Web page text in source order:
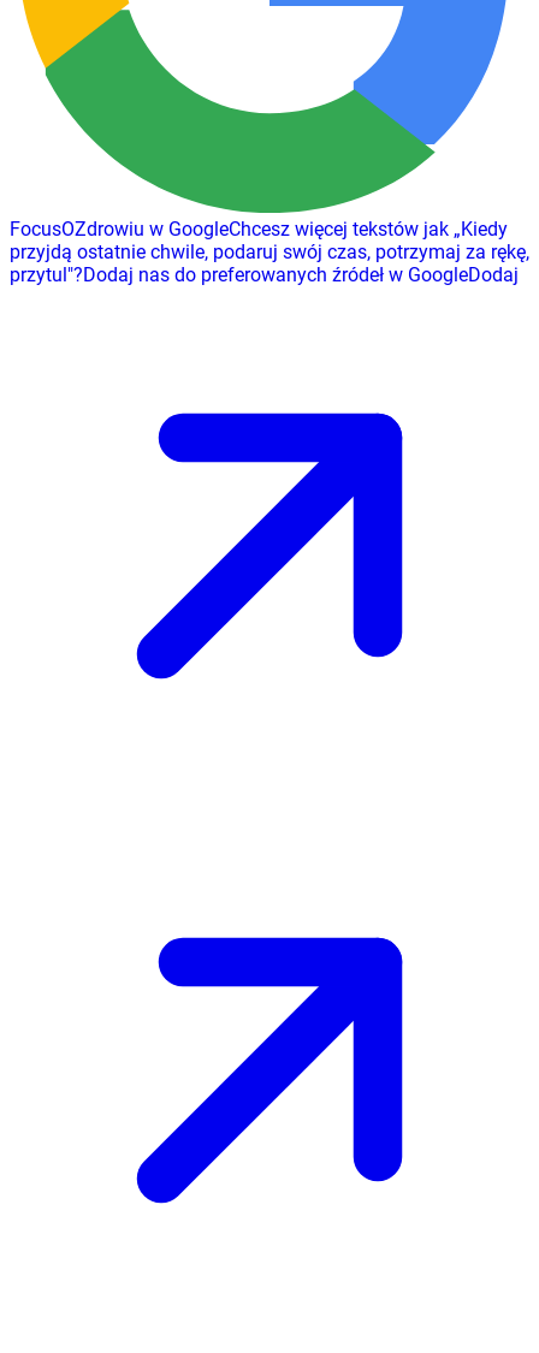
FocusOZdrowiu w GoogleChcesz więcej tekstów jak „Kiedy
przyjdą ostatnie chwile, podaruj swój czas, potrzymaj za rękę,
przytul "?Dodaj nas do preferowanych źródeł w GoogleDodaj